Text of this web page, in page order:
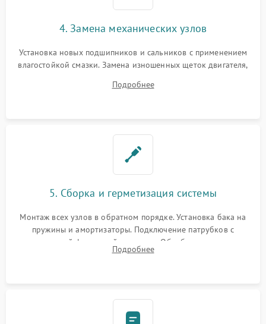
4. Замена механических узлов
Установка новых подшипников и сальников с применением
влагостойкой смазки. Замена изношенных щеток двигателя,
или поврежденной резиновой манжеты.
Подробнее
5. Сборка и герметизация системы
Монтаж всех узлов в обратном порядке. Установка бака на
пружины и амортизаторы. Подключение патрубков с
надежной фиксацией хомутами. Обработка стыков
герметиком для предотвращения возможных протечек воды.
Подробнее